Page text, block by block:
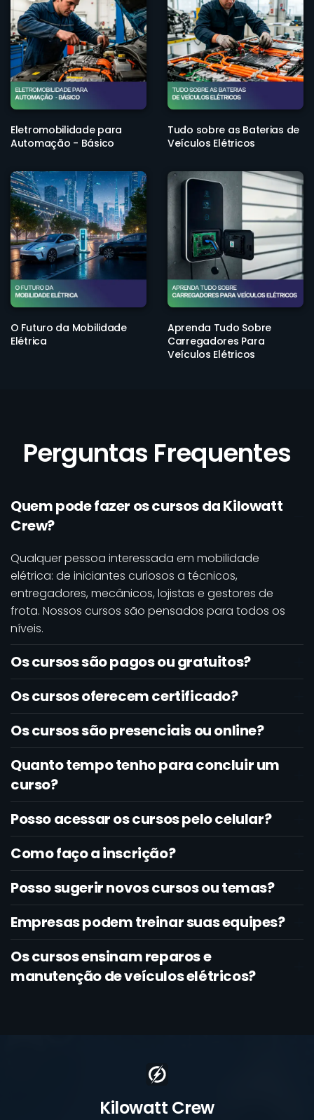
Eletromobilidade para
Automação - Básico
Tudo sobre as Baterias de
Veículos Elétricos
O Futuro da Mobilidade
Elétrica
Aprenda Tudo Sobre
Carregadores Para
Veículos Elétricos
Perguntas Frequentes
Quem pode fazer os cursos da Kilowatt
Crew?
Qualquer pessoa interessada em mobilidade
elétrica: de iniciantes curiosos a técnicos,
entregadores, mecânicos, lojistas e gestores de
frota. Nossos cursos são pensados para todos os
níveis.
Os cursos são pagos ou gratuitos?
Os cursos oferecem certificado?
Os cursos são presenciais ou online?
Quanto tempo tenho para concluir um
curso?
Posso acessar os cursos pelo celular?
Como faço a inscrição?
Posso sugerir novos cursos ou temas?
Empresas podem treinar suas equipes?
Os cursos ensinam reparos e
manutenção de veículos elétricos?
Kilowatt Crew